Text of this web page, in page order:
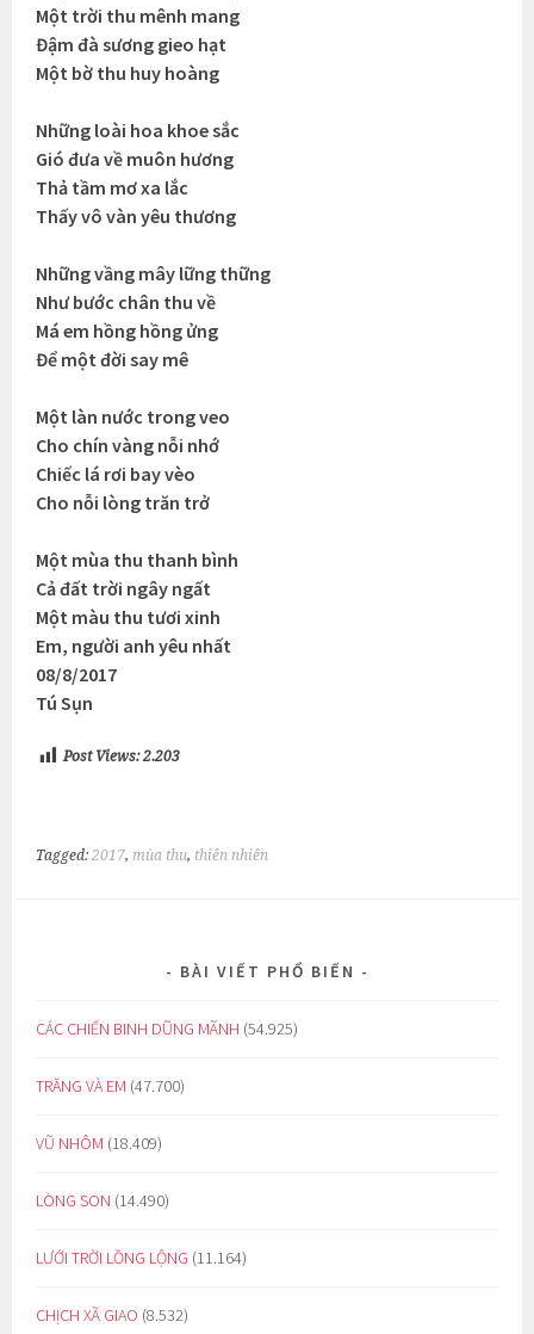
Một trời thu mênh mang
Đậm đà sương gieo hạt
Một bờ thu huy hoàng
Những loài hoa khoe sắc
Gió đưa về muôn hương
Thả tầm mơ xa lắc
Thấy vô vàn yêu thương
Những vầng mây lững thững
Như bước chân thu về
Má em hồng hồng ửng
Để một đời say mê
Một làn nước trong veo
Cho chín vàng nỗi nhớ
Chiếc lá rơi bay vèo
Cho nỗi lòng trăn trở
Một mùa thu thanh bình
Cả đất trời ngây ngất
Một màu thu tươi xinh
Em, người anh yêu nhất
08/8/2017
Tú Sụn
Post Views: 2.203
Tagged:2017, mùa thu, thiên nhiên
BÀI VIẾT PHỔ BIẾN
CÁC CHIẾN BINH DŨNG MÃNH (54.925)
TRĂNG VÀ EM (47.700)
VŨ NHÔM (18.409)
LÒNG SON (14.490)
LƯỚI TRỜI LỒNG LỘNG (11.164)
CHỊCH XÃ GIAO (8.532)